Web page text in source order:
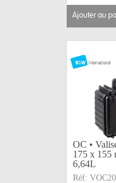
ajouter au
OC •
175 x 155
6,64L
Réf: